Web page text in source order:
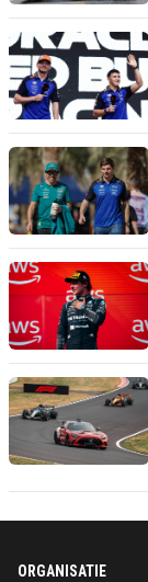
ORGANISATIE